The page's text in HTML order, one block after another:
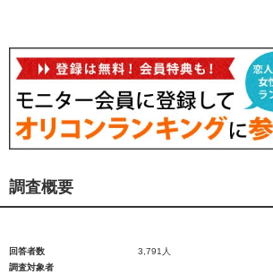
調査概要
回答者数
3,791人
調査対象者